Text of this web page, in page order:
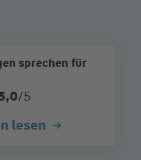
sprechen für
/5
lesen